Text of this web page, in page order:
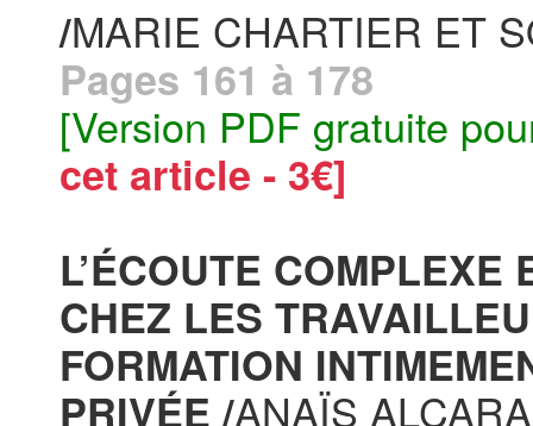
/MARIE CHARTIER ET
Pages 161 à 178
[Version PDF gratuite
cet article - 3€]
L’ÉCOUTE
CHEZ LES
FORMATION
PRIVÉE /ANAÏS